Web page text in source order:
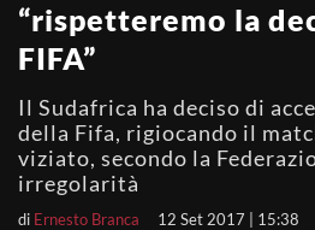
“rispetteremo la
FIFA”
Il Sudafrica ha deciso di
della Fifa, rigiocando il
viziato, secondo la
irregolarità
di Ernesto Branca 12 Set 2017 | 15:38